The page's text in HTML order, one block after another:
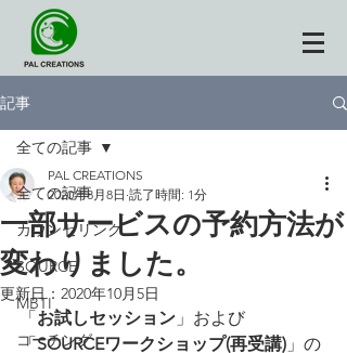
記事
全ての記事
カウンセリング
SOURCE
MBTI
コーチング
全ての記事
一部サービスの予約方法が
変わりました。
PAL CREATIONS
2020年8月8日 読了時間: 1分
更新日： 2020年10月5日
「お試しセッション 」および
「SOURCEワークショップ(再受講) 」の